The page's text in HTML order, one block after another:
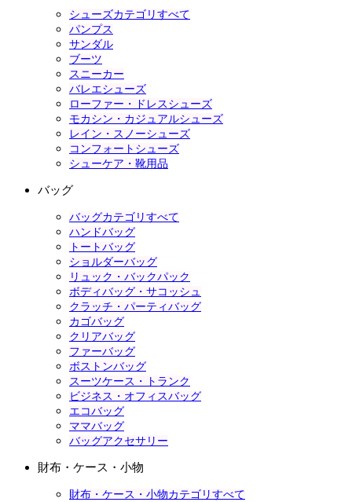
シューズカテゴリすべて
パンプス
サンダル
ブーツ
スニーカー
バレエシューズ
ローファー・ドレスシューズ
モカシン・カジュアルシューズ
レイン・スノーシューズ
コンフォートシューズ
シューケア・靴用品
バッグ
バッグカテゴリすべて
ハンドバッグ
トートバッグ
ショルダーバッグ
リュック・バックパック
ボディバッグ・サコッシュ
クラッチ・パーティバッグ
カゴバッグ
クリアバッグ
ファーバッグ
ボストンバッグ
スーツケース・トランク
ビジネス・オフィスバッグ
エコバッグ
ママバッグ
バッグアクセサリー
財布・ケース・小物
財布・ケース・小物カテゴリすべて